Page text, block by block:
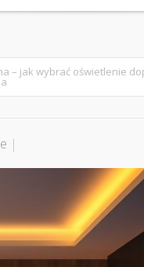
– jak wybrać oświetlenie
|